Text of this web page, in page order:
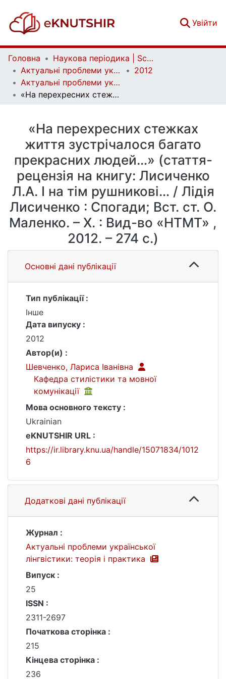
Увійти
Головна
Наукова періодика | Scientific periodicals
Актуальні проблеми української лінгвістики: теорія і практика | Current issues of Ukrainian linguistics: theory and practice
2012
Актуальні проблеми української лінгвістики: теорія і практика. Вип. 25
«На перехресних стежках життя зустрічалося багато прекрасних людей…» (стаття-рецензія на книгу: Лисиченко Л.А. І на тім рушникові… / Лідія Лисиченко : Спогади; Вст. ст. О. Маленко. – Х. : Вид-во «НТМТ» , 2012. – 274 с.)
«На перехресних стежках
життя зустрічалося багато
прекрасних людей…» (стаття-
рецензія на книгу: Лисиченко
Л.А. І на тім рушникові… / Лідія
Лисиченко : Спогади; Вст. ст. О.
Маленко. – Х. : Вид-во «НТМТ» ,
2012. – 274 с.)
Основні дані публікації
Тип публікації :
Інше
Дата випуску :
2012
Автор(и) :
Шевченко, Лариса Іванівна
Кафедра стилістики та мовної
комунікації
Мова основного тексту :
Ukrainian
eKNUTSHIR URL :
https://ir.library.knu.ua/handle/15071834/1012
6
Додаткові дані публікації
Журнал :
Актуальні проблеми української
лінгвістики: теорія і практика
Випуск :
25
ISSN :
2311-2697
Початкова сторінка :
215
Кінцева сторінка :
236